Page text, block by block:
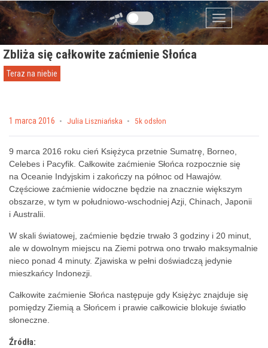
Przejdź do zawartości
Menu
Zbliża się całkowite zaćmienie Słońca
Teraz na niebie
Posted on
1 marca 2016 by Julia Liszniańska 5k odsłon
9 marca 2016 roku cień Księżyca przetnie Sumatrę, Borneo,
Celebes i Pacyfik. Całkowite zaćmienie Słońca rozpocznie się
na Oceanie Indyjskim i zakończy na północ od Hawajów.
Częściowe zaćmienie widoczne będzie na znacznie większym
obszarze, w tym w południowo-wschodniej Azji, Chinach, Japonii
i Australii.
W skali światowej, zaćmienie będzie trwało 3 godziny i 20 minut,
ale w dowolnym miejscu na Ziemi potrwa ono trwało maksymalnie
nieco ponad 4 minuty. Zjawiska w pełni doświadczą jedynie
mieszkańcy Indonezji.
Całkowite zaćmienie Słońca następuje gdy Księżyc znajduje się
pomiędzy Ziemią a Słońcem i prawie całkowicie blokuje światło
słoneczne.
Źródła: